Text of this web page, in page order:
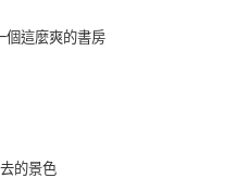
個這麼爽的書房
的景色